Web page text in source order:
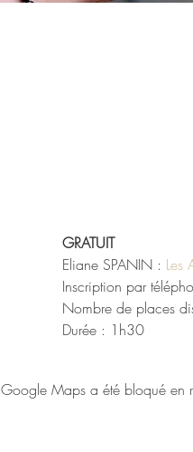
GRATUIT
Eliane SPANIN : Les
Inscription par
Nombre de places
Durée : 1h30
Google Maps a été bloqué en